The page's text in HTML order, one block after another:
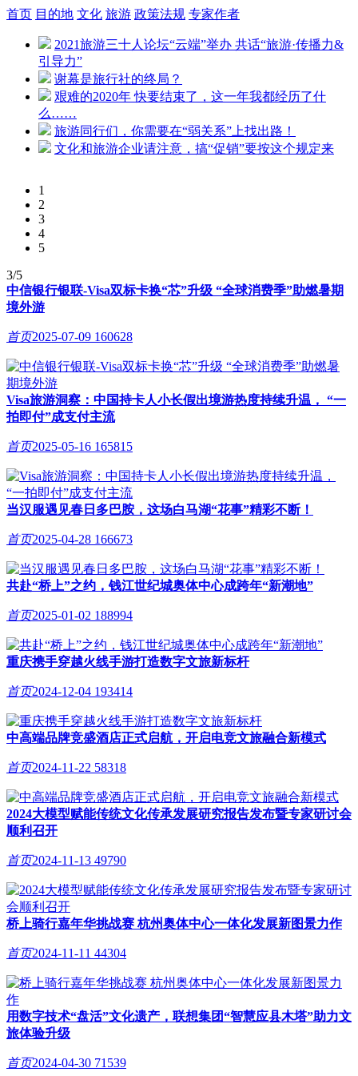
首页 目的地 文化 旅游 政策法规 专家作者
2021旅游三十人论坛“云端”举办 共话“旅游·传播力&
引导力”
谢幕是旅行社的终局？
艰难的2020年 快要结束了，这一年我都经历了什
么……
旅游同行们，你需要在“弱关系”上找出路！
文化和旅游企业请注意，搞“促销”要按这个规定来
1
2
3
4
5
3/5
中信银行银联-Visa双标卡换“芯”升级 “全球消费季”助燃暑期
境外游
首页2025-07-09 160628
Visa旅游洞察：中国持卡人小长假出境游热度持续升温， “一
拍即付”成支付主流
首页2025-05-16 165815
当汉服遇见春日多巴胺，这场白马湖“花事”精彩不断！
首页2025-04-28 166673
共赴“桥上”之约，钱江世纪城奥体中心成跨年“新潮地”
首页2025-01-02 188994
重庆携手穿越火线手游打造数字文旅新标杆
首页2024-12-04 193414
中高端品牌竞盛酒店正式启航，开启电竞文旅融合新模式
首页2024-11-22 58318
2024大模型赋能传统文化传承发展研究报告发布暨专家研讨会
顺利召开
首页2024-11-13 49790
桥上骑行嘉年华挑战赛 杭州奥体中心一体化发展新图景力作
首页2024-11-11 44304
用数字技术“盘活”文化遗产，联想集团“智慧应县木塔”助力文
旅体验升级
首页2024-04-30 71539